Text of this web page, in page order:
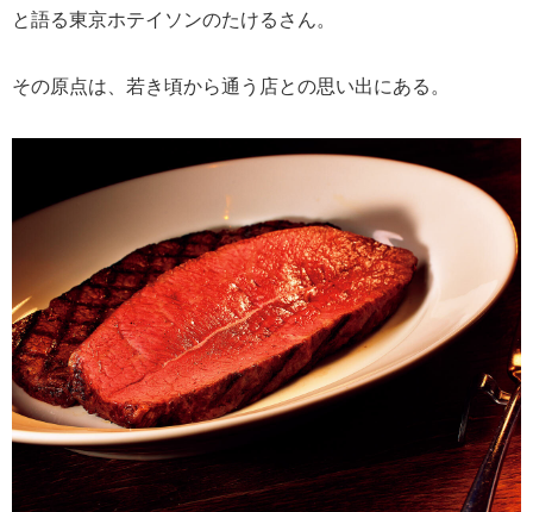
と語る東京ホテイソンのたけるさん。
その原点は、若き頃から通う店との思い出にある。